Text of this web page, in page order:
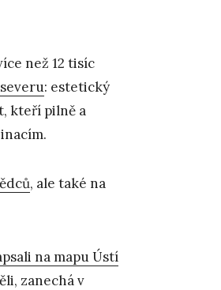
než 12 tisíc
: estetický
kteří pilně a
, ale také na
na mapu Ústí
zanechá v